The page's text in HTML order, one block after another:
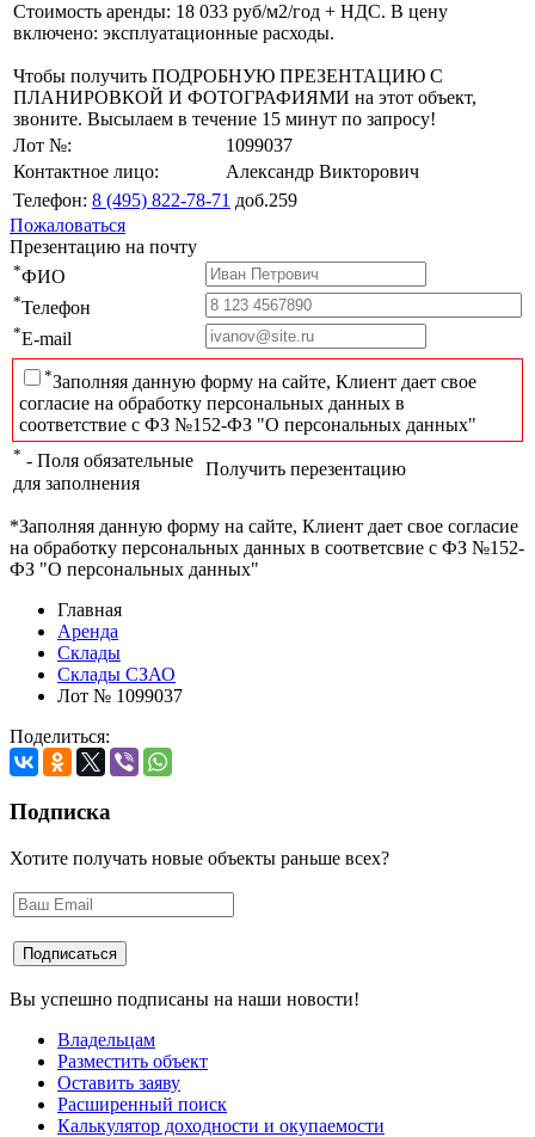
Стоимость аренды: 18 033 руб/м2/год + НДС. В цену
включено: эксплуатационные расходы.
Чтобы получить ПОДРОБНУЮ ПРЕЗЕНТАЦИЮ С
ПЛАНИРОВКОЙ И ФОТОГРАФИЯМИ на этот объект,
звоните. Высылаем в течение 15 минут по запросу!
Лот №:
1099037
Контактное лицо:
Александр Викторович
Телефон: 8 (495) 822-78-71 доб.259
Пожаловаться
Презентацию на почту
*ФИО
*Телефон
*E-mail
*Заполняя данную форму на сайте, Клиент дает свое
согласие на обработку персональных данных в
соответствие с ФЗ №152-ФЗ "О персональных данных"
* - Поля обязательные
для заполнения
Получить перезентацию
*Заполняя данную форму на сайте, Клиент дает свое согласие
на обработку персональных данных в соответсвие с ФЗ №152-
ФЗ "О персональных данных"
Главная
Аренда
Склады
Склады СЗАО
Лот № 1099037
Поделиться:
Подписка
Хотите получать новые объекты раньше всех?
Вы успешно подписаны на наши новости!
Владельцам
Разместить объект
Оставить заяву
Расширенный поиск
Калькулятор доходности и окупаемости